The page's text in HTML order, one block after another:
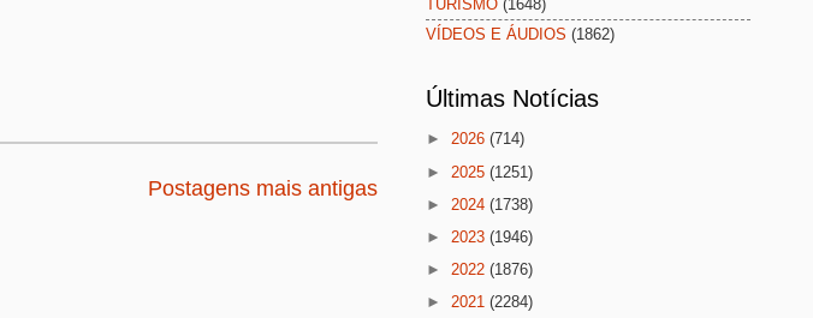
Postagens mais antigas
TURISMO (1648)
VÍDEOS E ÁUDIOS (1862)
Últimas Notícias
► 2026 (714)
► 2025 (1251)
► 2024 (1738)
► 2023 (1946)
► 2022 (1876)
► 2021 (2284)